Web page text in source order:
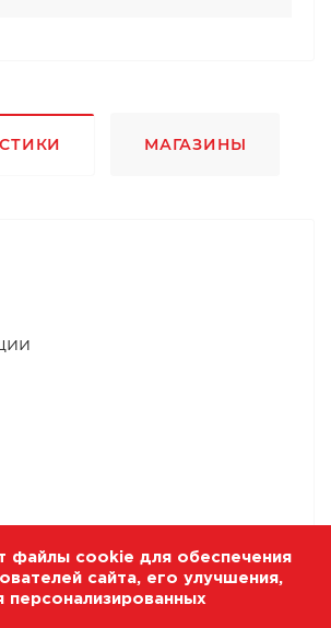
МАГАЗИНЫ
шт
файлы cookie для обеспечения
сайта, его улучшения,
персонализированных